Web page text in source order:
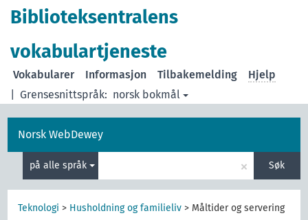
Biblioteksentralens
vokabulartjeneste
Grensesnittspråk: norsk bokmål
Vokabularer Informasjon Tilbakemelding Hjelp
Norsk WebDewey
på alle språk × Søk
Teknologi > Husholdning og familieliv > Måltider og servering